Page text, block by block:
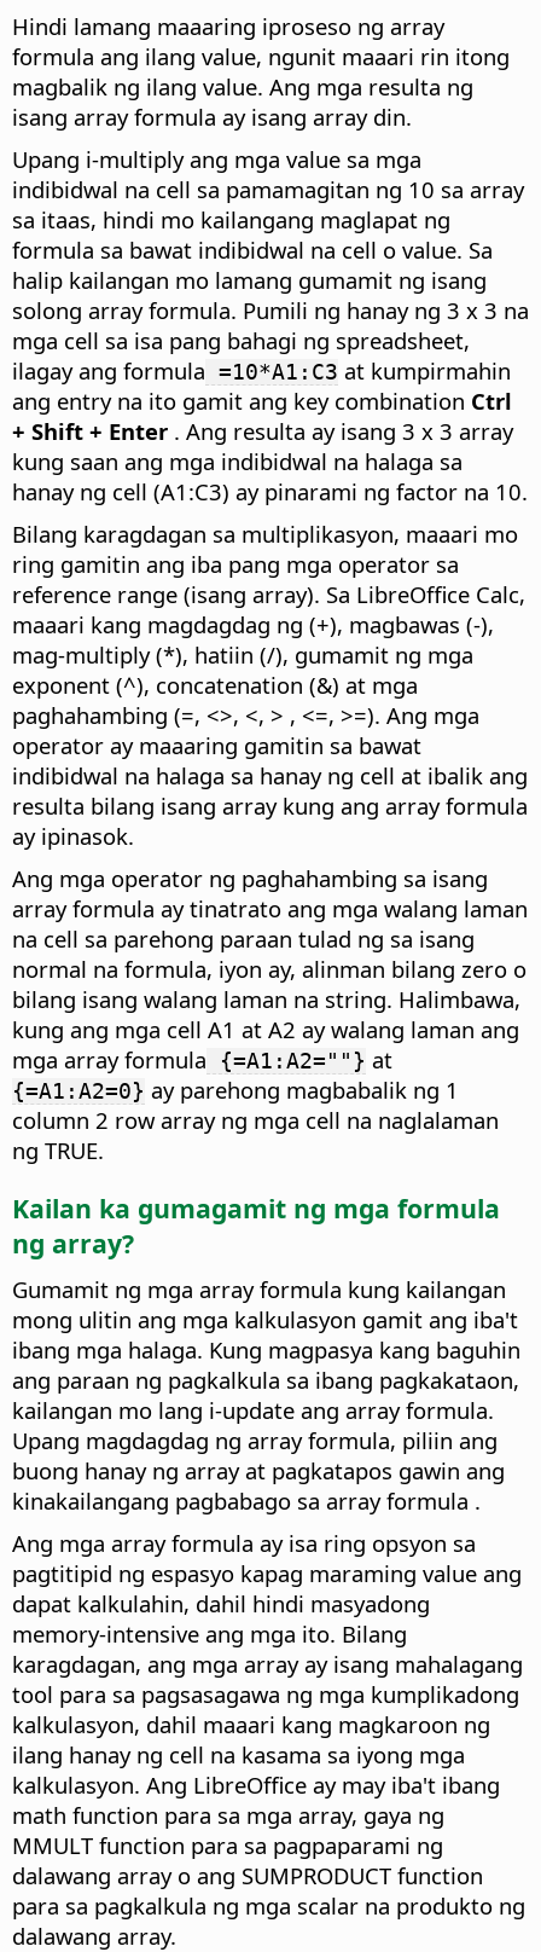
Hindi lamang maaaring iproseso ng array
formula ang ilang value, ngunit maaari rin itong
magbalik ng ilang value. Ang mga resulta ng
isang array formula ay isang array din.
Upang i-multiply ang mga value sa mga
indibidwal na cell sa pamamagitan ng 10 sa array
sa itaas, hindi mo kailangang maglapat ng
formula sa bawat indibidwal na cell o value. Sa
halip kailangan mo lamang gumamit ng isang
solong array formula. Pumili ng hanay ng 3 x 3 na
mga cell sa isa pang bahagi ng spreadsheet,
ilagay ang formula =10*A1:C3 at kumpirmahin
ang entry na ito gamit ang key combination Ctrl
+ Shift + Enter . Ang resulta ay isang 3 x 3 array
kung saan ang mga indibidwal na halaga sa
hanay ng cell (A1:C3) ay pinarami ng factor na 10.
Bilang karagdagan sa multiplikasyon, maaari mo
ring gamitin ang iba pang mga operator sa
reference range (isang array). Sa LibreOffice Calc,
maaari kang magdagdag ng (+), magbawas (-),
mag-multiply (*), hatiin (/), gumamit ng mga
exponent (^), concatenation (&) at mga
paghahambing (=, <>, <, > , <=, >=). Ang mga
operator ay maaaring gamitin sa bawat
indibidwal na halaga sa hanay ng cell at ibalik ang
resulta bilang isang array kung ang array formula
ay ipinasok.
Ang mga operator ng paghahambing sa isang
array formula ay tinatrato ang mga walang laman
na cell sa parehong paraan tulad ng sa isang
normal na formula, iyon ay, alinman bilang zero o
bilang isang walang laman na string. Halimbawa,
kung ang mga cell A1 at A2 ay walang laman ang
mga array formula {=A1:A2=""} at
{=A1:A2=0} ay parehong magbabalik ng 1
column 2 row array ng mga cell na naglalaman
ng TRUE.
Kailan ka gumagamit ng mga formula
ng array?
Gumamit ng mga array formula kung kailangan
mong ulitin ang mga kalkulasyon gamit ang iba't
ibang mga halaga. Kung magpasya kang baguhin
ang paraan ng pagkalkula sa ibang pagkakataon,
kailangan mo lang i-update ang array formula.
Upang magdagdag ng array formula, piliin ang
buong hanay ng array at pagkatapos gawin ang
kinakailangang pagbabago sa array formula .
Ang mga array formula ay isa ring opsyon sa
pagtitipid ng espasyo kapag maraming value ang
dapat kalkulahin, dahil hindi masyadong
memory-intensive ang mga ito. Bilang
karagdagan, ang mga array ay isang mahalagang
tool para sa pagsasagawa ng mga kumplikadong
kalkulasyon, dahil maaari kang magkaroon ng
ilang hanay ng cell na kasama sa iyong mga
kalkulasyon. Ang LibreOffice ay may iba't ibang
math function para sa mga array, gaya ng
MMULT function para sa pagpaparami ng
dalawang array o ang SUMPRODUCT function
para sa pagkalkula ng mga scalar na produkto ng
dalawang array.